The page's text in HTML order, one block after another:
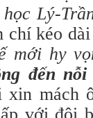
học Lý-
chí kéo
mới hy
đến nỗi
mách